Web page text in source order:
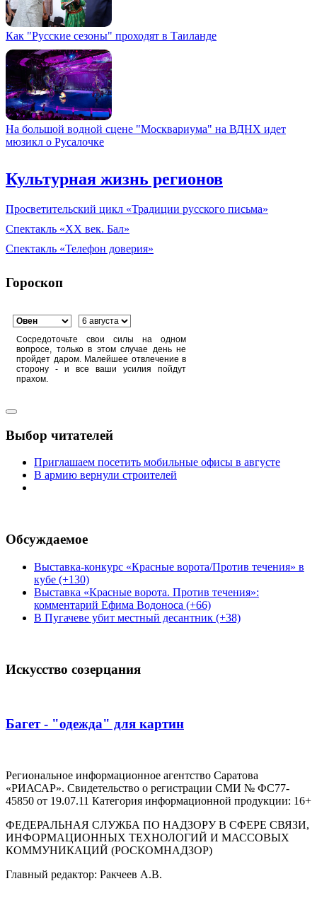
Как "Русские сезоны" проходят в Таиланде
На большой водной сцене "Москвариума" на ВДНХ идет
мюзикл о Русалочке
Культурная жизнь регионов
Просветительский цикл «Традиции русского письма»
Спектакль «XX век. Бал»
Спектакль «Телефон доверия»
Гороскоп
Сосредоточьте свои силы на одном
вопросе, только в этом случае день не
пройдет даром. Малейшее отвлечение в
сторону - и все ваши усилия пойдут
прахом.
Выбор читателей
Приглашаем посетить мобильные офисы в августе
В армию вернули строителей
Обсуждаемое
Выставка-конкурс «Красные ворота/Против течения» в
кубе (+130)
Выставка «Красные ворота. Против течения»:
комментарий Ефима Водоноса (+66)
В Пугачеве убит местный десантник (+38)
Искусство созерцания
Багет - "одежда" для картин
Региональное информационное агентство Саратова
«РИАСАР». Свидетельство о регистрации СМИ № ФС77-
45850 от 19.07.11 Категория информационной продукции: 16+
ФЕДЕРАЛЬНАЯ СЛУЖБА ПО НАДЗОРУ В СФЕРЕ СВЯЗИ,
ИНФОРМАЦИОННЫХ ТЕХНОЛОГИЙ И МАССОВЫХ
КОММУНИКАЦИЙ (РОСКОМНАДЗОР)
Главный редактор: Ракчеев А.В.